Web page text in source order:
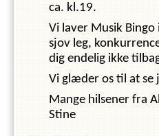
ca. kl.19.
Vi laver Musik Bingo
sjov leg,
dig endelig ikke
Vi glæder os til at se
Mange hilsener fra
Stine